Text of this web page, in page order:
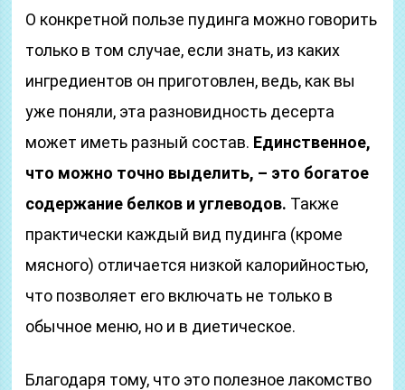
О конкретной пользе пудинга можно говорить
только в том случае, если знать, из каких
ингредиентов он приготовлен, ведь, как вы
уже поняли, эта разновидность десерта
может иметь разный состав. Единственное,
что можно точно выделить, – это богатое
содержание белков и углеводов. Также
практически каждый вид пудинга (кроме
мясного) отличается низкой калорийностью,
что позволяет его включать не только в
обычное меню, но и в диетическое.
Благодаря тому, что это полезное лакомство